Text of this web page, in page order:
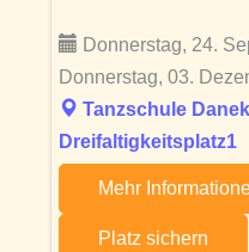
Donnerstag, 24.
Donnerstag, 03.
Tanzschule
Dreifaltigkeitsplatz1
Mehr
Platz sichern